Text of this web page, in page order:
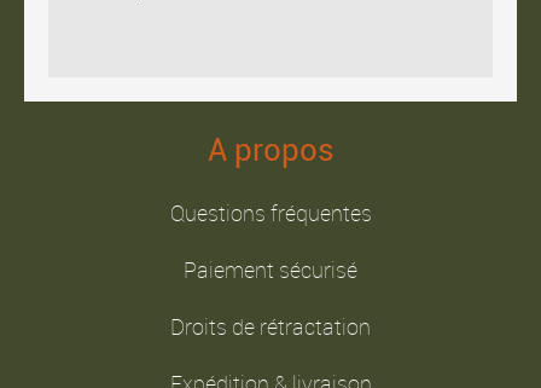
A propos
Questions fréquentes
Paiement sécurisé
Droits de rétractation